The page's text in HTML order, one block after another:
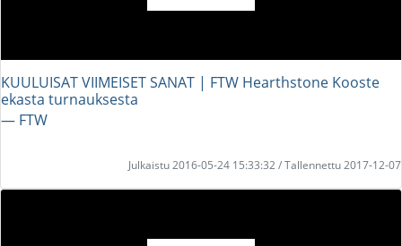
KUULUISAT VIIMEISET SANAT | FTW Hearthstone Kooste
ekasta turnauksesta
― FTW
Julkaistu 2016-05-24 15:33:32 / Tallennettu 2017-12-07